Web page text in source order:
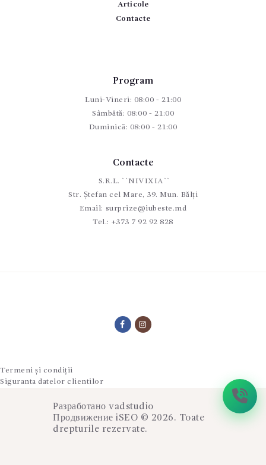
Articole
Contacte
Program
Luni-Vineri: 08:00 - 21:00
Sâmbătă: 08:00 - 21:00
Duminică: 08:00 - 21:00
Contacte
S.R.L. ``NIVIXIA``
Str. Ștefan cel Mare, 39. Mun. Bălți
Email: surprize@iubeste.md
Tel.: +373 7 92 92 828
Termeni și condiții
Siguranta datelor clientilor
Разработано vadstudio
Продвижение iSEO © 2026. Toate
drepturile rezervate.